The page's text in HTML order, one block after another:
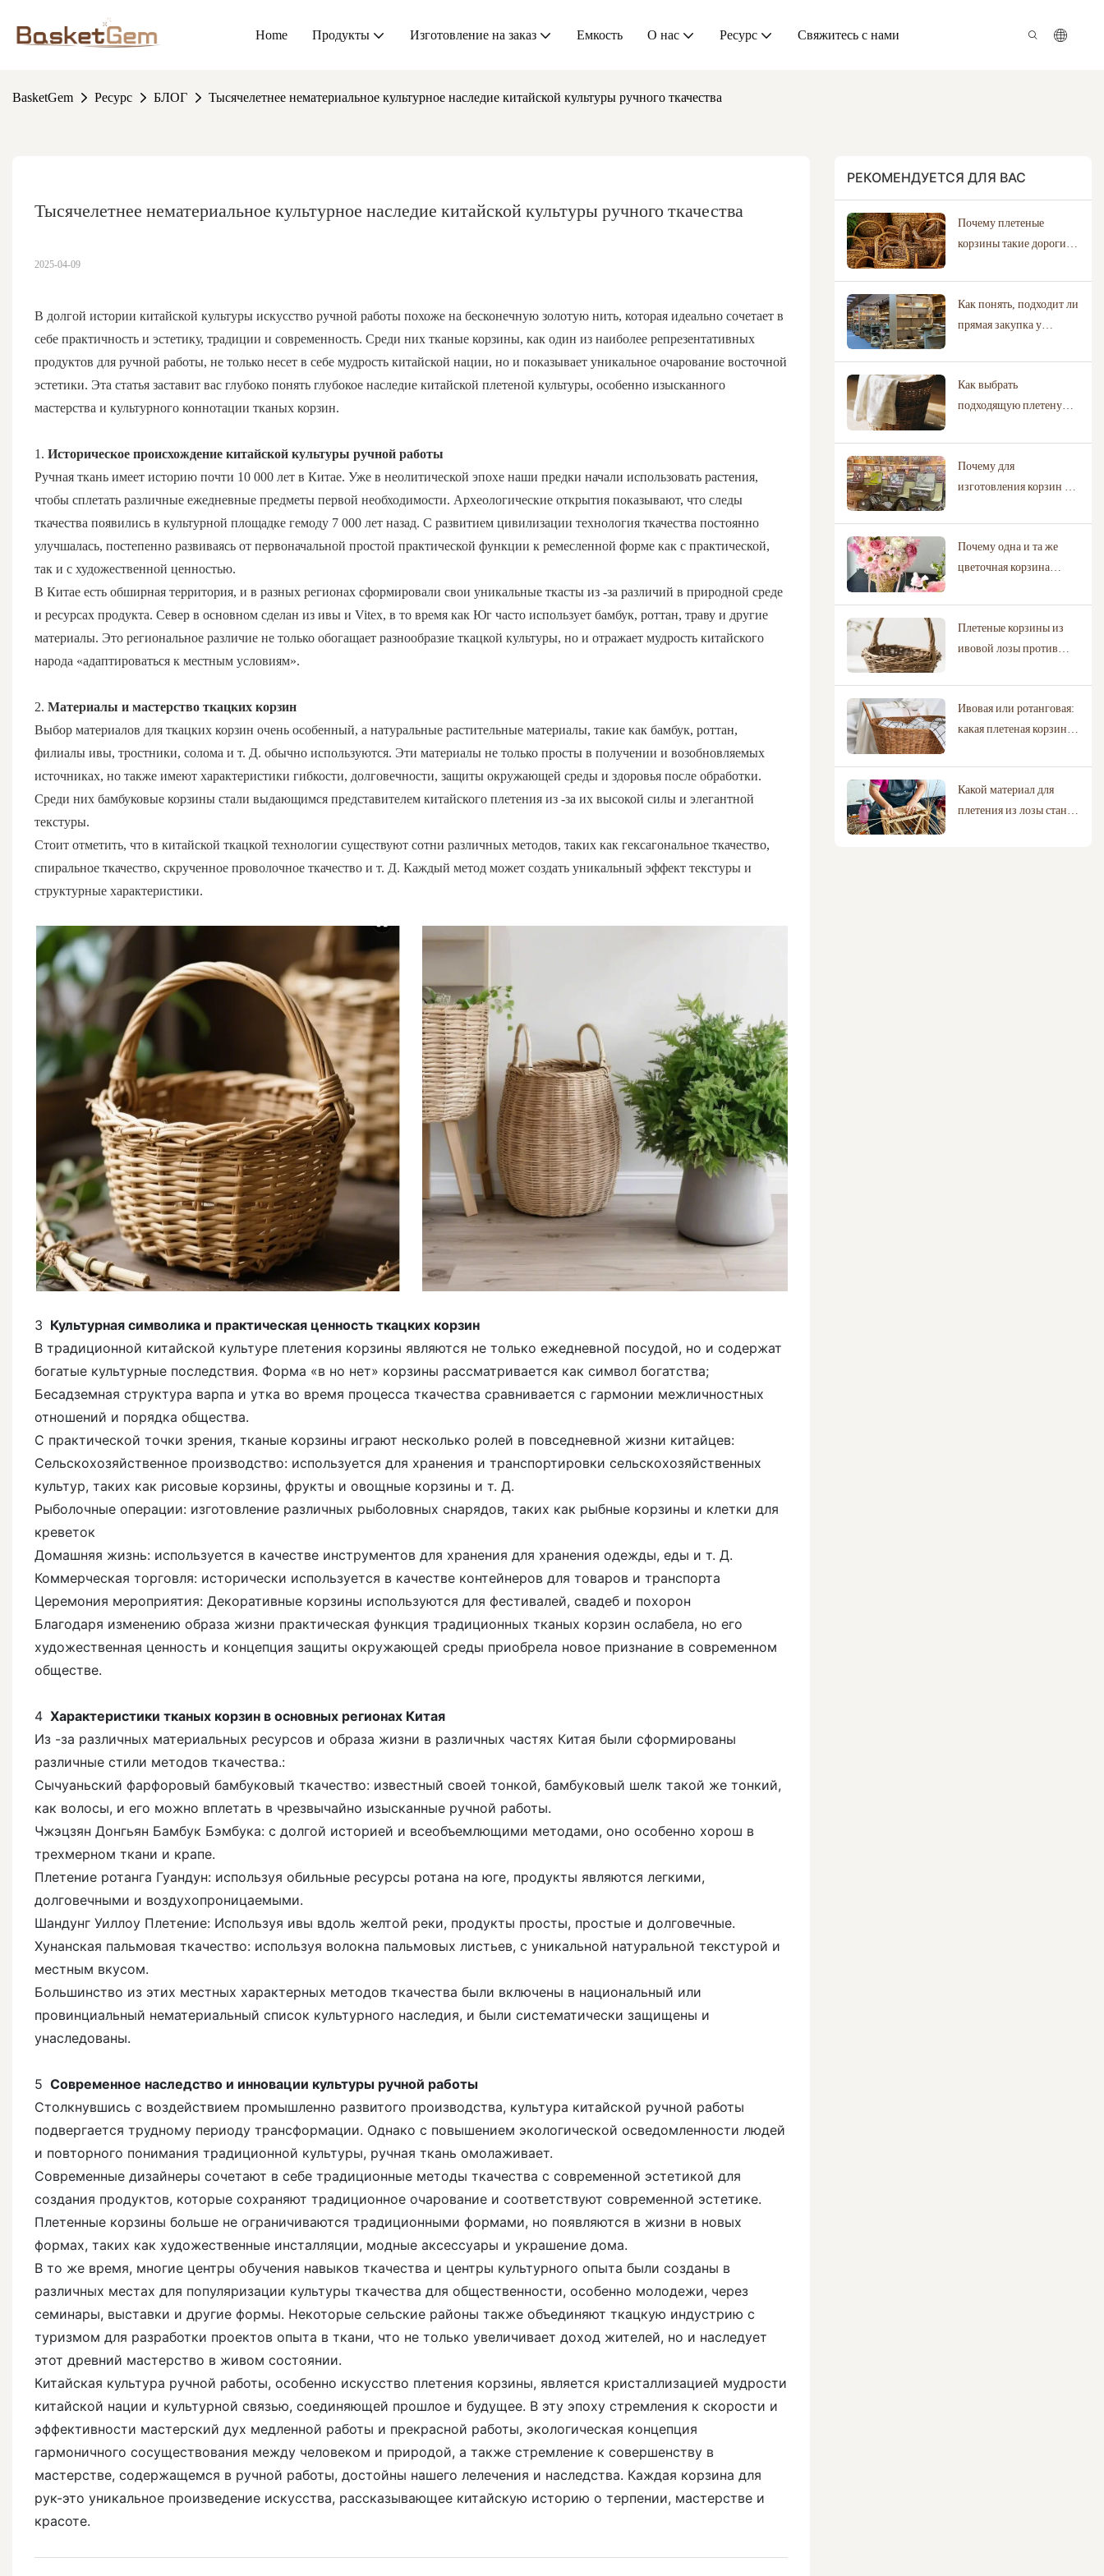
Home Продукты Изготовление на заказ Емкость О нас Ресурс Свяжитесь с нами
BasketGem Ресурс БЛОГ Тысячелетнее нематериальное культурное наследие китайской культуры ручного ткачества
Тысячелетнее нематериальное культурное наследие китайской культуры ручного ткачества
2025-04-09
В долгой истории китайской культуры искусство ручной работы похоже на бесконечную золотую нить, которая идеально сочетает в
себе практичность и эстетику, традиции и современность. Среди них тканые корзины, как один из наиболее репрезентативных
продуктов для ручной работы, не только несет в себе мудрость китайской нации, но и показывает уникальное очарование восточной
эстетики. Эта статья заставит вас глубоко понять глубокое наследие китайской плетеной культуры, особенно изысканного
мастерства и культурного коннотации тканых корзин.
1. Историческое происхождение китайской культуры ручной работы
Ручная ткань имеет историю почти 10 000 лет в Китае. Уже в неолитической эпохе наши предки начали использовать растения,
чтобы сплетать различные ежедневные предметы первой необходимости. Археологические открытия показывают, что следы
ткачества появились в культурной площадке гемоду 7 000 лет назад. С развитием цивилизации технология ткачества постоянно
улучшалась, постепенно развиваясь от первоначальной простой практической функции к ремесленной форме как с практической,
так и с художественной ценностью.
В Китае есть обширная территория, и в разных регионах сформировали свои уникальные ткасты из -за различий в природной среде
и ресурсах продукта. Север в основном сделан из ивы и Vitex, в то время как Юг часто использует бамбук, роттан, траву и другие
материалы. Это региональное различие не только обогащает разнообразие ткацкой культуры, но и отражает мудрость китайского
народа «адаптироваться к местным условиям».
2. Материалы и мастерство ткацких корзин
Выбор материалов для ткацких корзин очень особенный, а натуральные растительные материалы, такие как бамбук, роттан,
филиалы ивы, тростники, солома и т. Д. обычно используются. Эти материалы не только просты в получении и возобновляемых
источниках, но также имеют характеристики гибкости, долговечности, защиты окружающей среды и здоровья после обработки.
Среди них бамбуковые корзины стали выдающимся представителем китайского плетения из -за их высокой силы и элегантной
текстуры.
Стоит отметить, что в китайской ткацкой технологии существуют сотни различных методов, таких как гексагональное ткачество,
спиральное ткачество, скрученное проволочное ткачество и т. Д. Каждый метод может создать уникальный эффект текстуры и
структурные характеристики.
3 Культурная символика и практическая ценность ткацких корзин
В традиционной китайской культуре плетения корзины являются не только ежедневной посудой, но и содержат
богатые культурные последствия. Форма «в но нет» корзины рассматривается как символ богатства;
Бесадземная структура варпа и утка во время процесса ткачества сравнивается с гармонии межличностных
отношений и порядка общества.
С практической точки зрения, тканые корзины играют несколько ролей в повседневной жизни китайцев:
Сельскохозяйственное производство: используется для хранения и транспортировки сельскохозяйственных
культур, таких как рисовые корзины, фрукты и овощные корзины и т. Д.
Рыболочные операции: изготовление различных рыболовных снарядов, таких как рыбные корзины и клетки для
креветок
Домашняя жизнь: используется в качестве инструментов для хранения для хранения одежды, еды и т. Д.
Коммерческая торговля: исторически используется в качестве контейнеров для товаров и транспорта
Церемония мероприятия: Декоративные корзины используются для фестивалей, свадеб и похорон
Благодаря изменению образа жизни практическая функция традиционных тканых корзин ослабела, но его
художественная ценность и концепция защиты окружающей среды приобрела новое признание в современном
обществе.
4 Характеристики тканых корзин в основных регионах Китая
Из -за различных материальных ресурсов и образа жизни в различных частях Китая были сформированы
различные стили методов ткачества.:
Сычуаньский фарфоровый бамбуковый ткачество: известный своей тонкой, бамбуковый шелк такой же тонкий,
как волосы, и его можно вплетать в чрезвычайно изысканные ручной работы.
Чжэцзян Донгьян Бамбук Бэмбука: с долгой историей и всеобъемлющими методами, оно особенно хорош в
трехмерном ткани и крапе.
Плетение ротанга Гуандун: используя обильные ресурсы ротана на юге, продукты являются легкими,
долговечными и воздухопроницаемыми.
Шандунг Уиллоу Плетение: Используя ивы вдоль желтой реки, продукты просты, простые и долговечные.
Хунанская пальмовая ткачество: используя волокна пальмовых листьев, с уникальной натуральной текстурой и
местным вкусом.
Большинство из этих местных характерных методов ткачества были включены в национальный или
провинциальный нематериальный список культурного наследия, и были систематически защищены и
унаследованы.
5 Современное наследство и инновации культуры ручной работы
Столкнувшись с воздействием промышленно развитого производства, культура китайской ручной работы
подвергается трудному периоду трансформации. Однако с повышением экологической осведомленности людей
и повторного понимания традиционной культуры, ручная ткань омолаживает.
Современные дизайнеры сочетают в себе традиционные методы ткачества с современной эстетикой для
создания продуктов, которые сохраняют традиционное очарование и соответствуют современной эстетике.
Плетенные корзины больше не ограничиваются традиционными формами, но появляются в жизни в новых
формах, таких как художественные инсталляции, модные аксессуары и украшение дома.
В то же время, многие центры обучения навыков ткачества и центры культурного опыта были созданы в
различных местах для популяризации культуры ткачества для общественности, особенно молодежи, через
семинары, выставки и другие формы. Некоторые сельские районы также объединяют ткацкую индустрию с
туризмом для разработки проектов опыта в ткани, что не только увеличивает доход жителей, но и наследует
этот древний мастерство в живом состоянии.
Китайская культура ручной работы, особенно искусство плетения корзины, является кристаллизацией мудрости
китайской нации и культурной связью, соединяющей прошлое и будущее. В эту эпоху стремления к скорости и
эффективности мастерский дух медленной работы и прекрасной работы, экологическая концепция
гармоничного сосуществования между человеком и природой, а также стремление к совершенству в
мастерстве, содержащемся в ручной работы, достойны нашего лелечения и наследства. Каждая корзина для
рук-это уникальное произведение искусства, рассказывающее китайскую историю о терпении, мастерстве и
красоте.
РЕКОМЕНДУЕТСЯ ДЛЯ ВАС
Почему плетеные
корзины такие дорогие?
ценность ремесла.
Как понять, подходит ли
прямая закупка у
вашего бизнеса
Как выбрать
подходящую плетеную
реальных сценариев ее
использования.
Почему для
изготовления корзин из
необходимы
производители с
проверенными
дизайнов?
Почему одна и та же
цветочная корзина
совершенно по-разному
в цветочном магазине и
на свадебном торжестве
Плетеные корзины из
ивовой лозы против
экологичнее?
Ивовая или ротанговая:
какая плетеная корзина
вашего дома?
Какой материал для
плетения из лозы станет